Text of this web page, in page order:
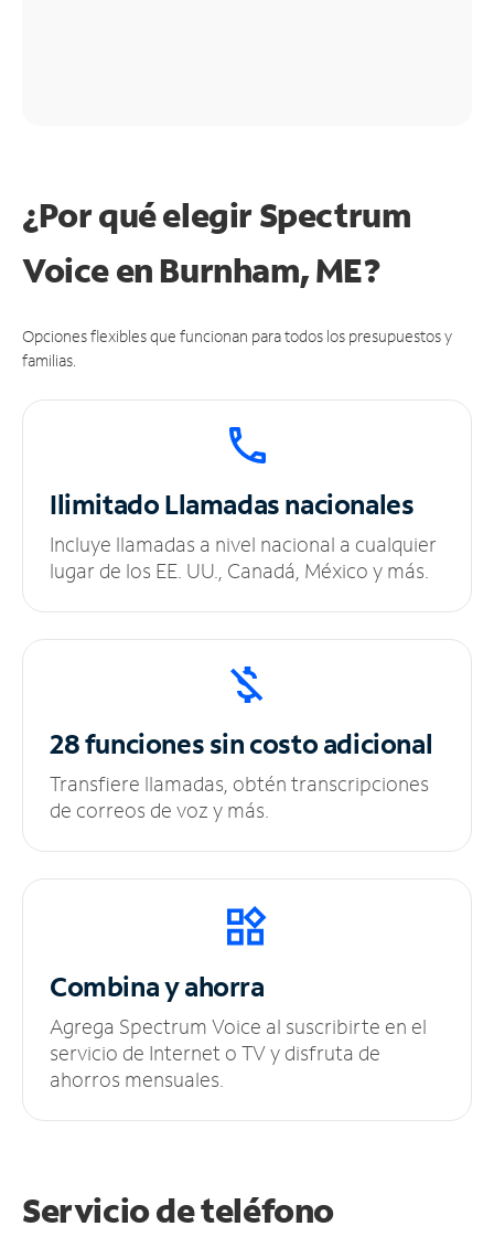
¿Por qué elegir Spectrum
Voice en Burnham, ME?
Opciones flexibles que funcionan para todos los presupuestos y
familias.
IlimitadoLlamadas nacionales
Incluye llamadas a nivel nacional a cualquier
lugar de los EE. UU., Canadá, México y más.
28 funciones sincosto adicional
Transfiere llamadas, obtén transcripciones
de correos de voz y más.
Combina y ahorra
Agrega Spectrum Voice al suscribirte en el
servicio de Internet o TV y disfruta de
ahorros mensuales.
Servicio de teléfono